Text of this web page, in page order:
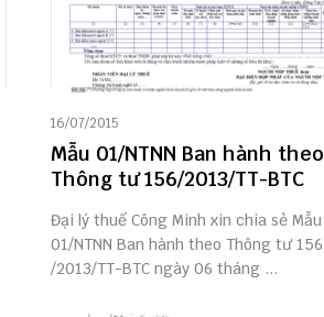
16/07/2015
Mẫu 01/NTNN Ban hành theo
Thông tư 156/2013/TT-BTC
Đại lý thuế Công Minh xin chia sẻ Mẫu
01/NTNN Ban hành theo Thông tư 156
/2013/TT-BTC ngày 06 tháng ...